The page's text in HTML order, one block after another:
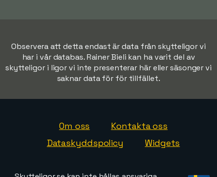
Observera att detta endast är data från skytteligor vi
har i vår databas. Rainer Bieli kan ha varit del av
skytteligor i ligor vi inte presenterar här eller säsonger vi
saknar data för för tillfället.
Om oss
Kontakta oss
Dataskyddspolicy
Widgets